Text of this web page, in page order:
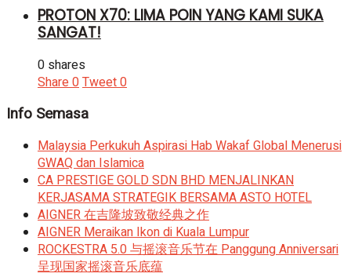
PROTON X70: LIMA POIN YANG KAMI SUKA
SANGAT!
0 shares
Share0Tweet0
Info Semasa
Malaysia Perkukuh Aspirasi Hab Wakaf Global Menerusi
GWAQ dan Islamica
CA PRESTIGE GOLD SDN BHD MENJALINKAN
KERJASAMA STRATEGIK BERSAMA ASTO HOTEL
AIGNER 在吉隆坡致敬经典之作
AIGNER Meraikan Ikon di Kuala Lumpur
ROCKESTRA 5.0 与摇滚音乐节在 Panggung Anniversari
呈现国家摇滚音乐底蕴